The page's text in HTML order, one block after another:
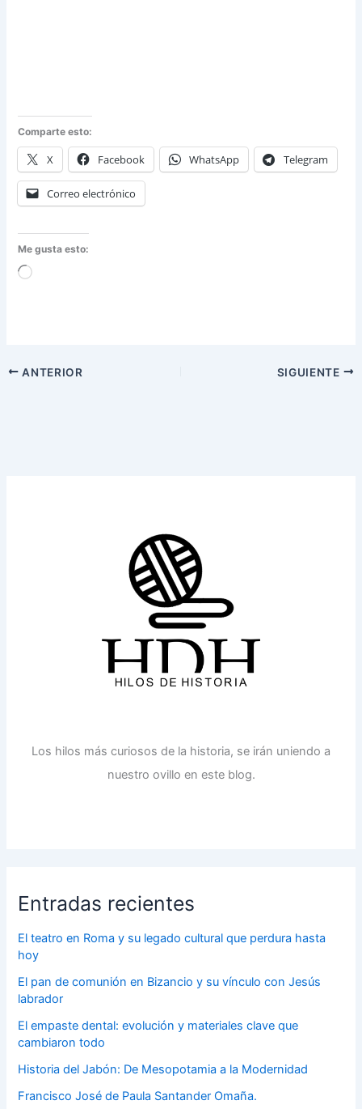
Comparte esto:
X Facebook WhatsApp Telegram
Correo electrónico
Me gusta esto:
Cargando...
ANTERIOR SIGUIENTE
Los hilos más curiosos de la historia, se irán uniendo a
nuestro ovillo en este blog.
Entradas recientes
El teatro en Roma y su legado cultural que perdura hasta
hoy
El pan de comunión en Bizancio y su vínculo con Jesús
labrador
El empaste dental: evolución y materiales clave que
cambiaron todo
Historia del Jabón: De Mesopotamia a la Modernidad
Francisco José de Paula Santander Omaña.